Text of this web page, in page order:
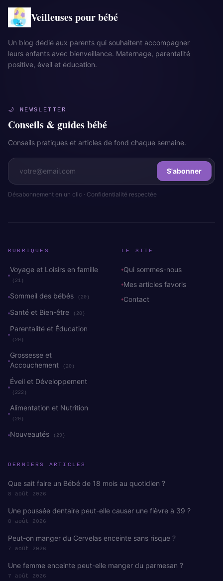
Veilleuses pour bébé
Un blog dédié aux parents qui souhaitent accompagner
leurs enfants avec bienveillance. Maternage, parentalité
positive, éveil et éducation.
🌙 NEWSLETTER
Conseils & guides bébé
Conseils pratiques et articles de fond chaque semaine.
S'abonner
Désabonnement en un clic · Confidentialité respectée
RUBRIQUES
Voyage et Loisirs en famille
(21)
Sommeil des bébés (20)
Santé et Bien-être (20)
Parentalité et Éducation
(20)
Grossesse et
Accouchement
(20)
Éveil et Développement
(222)
Alimentation et Nutrition
(20)
Nouveautés (29)
LE SITE
Qui sommes-nous
Mes articles favoris
Contact
DERNIERS ARTICLES
Que sait faire un Bébé de 18 mois au quotidien ?
8 août 2026
Une poussée dentaire peut-elle causer une fièvre à 39 ?
8 août 2026
Peut-on manger du Cervelas enceinte sans risque ?
7 août 2026
Une femme enceinte peut-elle manger du parmesan ?
7 août 2026